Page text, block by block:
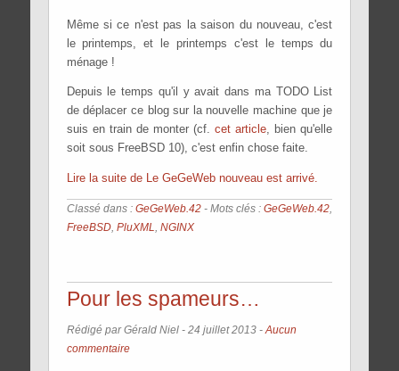
Même si ce n'est pas la saison du nouveau, c'est
le printemps, et le printemps c'est le temps du
ménage !
Depuis le temps qu'il y avait dans ma TODO List
de déplacer ce blog sur la nouvelle machine que je
suis en train de monter (cf.cet article, bien qu'elle
soit sous FreeBSD 10), c'est enfin chose faite.
Lire la suite de Le GeGeWeb nouveau est arrivé.
Classé dans : GeGeWeb.42- Mots clés : GeGeWeb.42,
FreeBSD, PluXML NGINX
Pour les spameurs…
Rédigé par Gérald Niel - 24 juillet 2013- Aucun
commentaire